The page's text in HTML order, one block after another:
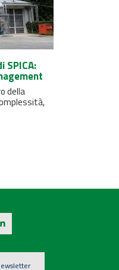
SPICA:
della